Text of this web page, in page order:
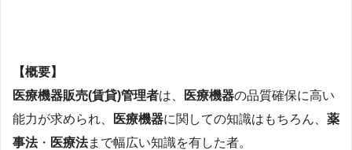
【概要】
医療機器販売(賃貸)管理者は、 医療機器の品質確保に高い
能力が求められ、
医療機器に関しての知識はもちろん、 薬
事法・ 医療法まで幅広い知識を有した者。